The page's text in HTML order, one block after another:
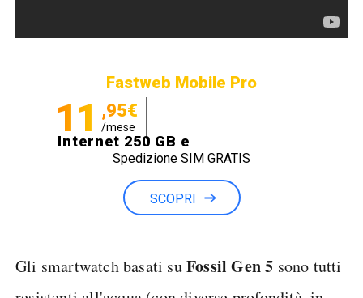
Fastweb Mobile Pro
11 ,95€
/mese
Internet 250 GB e
Minuti illimitati
Spedizione SIM GRATIS
SCOPRI
Gli smartwatch basati suFossil Gen 5 sono tutti